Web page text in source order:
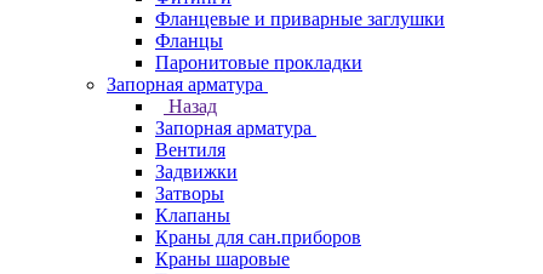
Фланцевые и приварные заглушки
Фланцы
Паронитовые прокладки
Запорная арматура
Назад
Запорная арматура
Вентиля
Задвижки
Затворы
Клапаны
Краны для сан.приборов
Краны шаровые